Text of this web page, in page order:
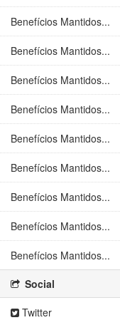
Benefícios Mantidos...
Benefícios Mantidos...
Benefícios Mantidos...
Benefícios Mantidos...
Benefícios Mantidos...
Benefícios Mantidos...
Benefícios Mantidos...
Benefícios Mantidos...
Benefícios Mantidos...
Social
Twitter